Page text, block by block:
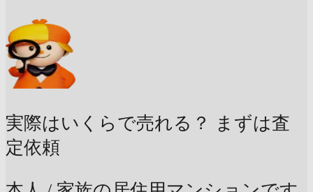
実際はいくらで売れる？
まずは査
定依頼